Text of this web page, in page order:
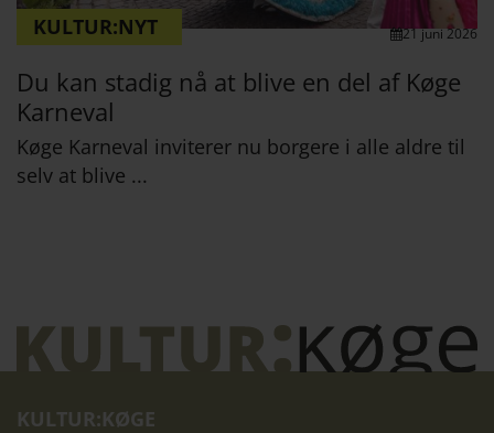
KULTUR:NYT 21 juni 2026
Du kan stadig nå at blive en del af Køge
Karneval
Køge Karneval inviterer nu borgere i alle aldre til
selv at blive ...
KULTUR:KØGE